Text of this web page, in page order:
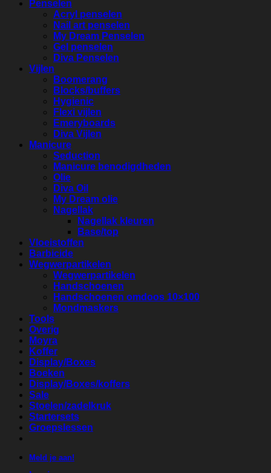
Penselen
Acryl penselen
Nail art penselen
My Dream Penselen
Gel penselen
Diva Penselen
Vijlen
Boomerang
Blocks/buffers
Hygienic
Flexi vijlen
Emeryboards
Diva Vijlen
Manicure
Seduction
Manicure benodigdheden
Olie
Diva Oil
My Dream olie
Nagellak
Nagellak kleuren
Base/top
Vloeistoffen
Barbicide
Wegwerpartikelen
Wegwerpartikelen
Handschoenen
Handschoenen omdoos 10×100
Mondmaskers
Tools
Overig
Moyra
Koffer
Display/Boxes
Boeken
Display/Boxes/koffers
Sale
Stoelen/zadelkruk
Startersets
Groepslessen
Meld je aan!